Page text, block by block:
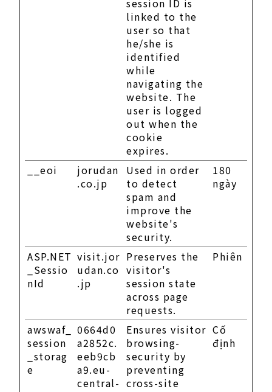
session ID is
linked to the
user so that
he/she is
identified
while
navigating the
website. The
user is logged
out when the
cookie
expires.
__eoi
jorudan
.co.jp
Used in order
to detect
spam and
improve the
website's
security.
180
ngày
ASP.NET
_Sessio
nId
visit.jor
udan.co
.jp
Preserves the
visitor's
session state
across page
requests.
Phiên
awswaf_
session
_storag
e
0664d0
a2852c.
eeb9cb
a9.eu-
central-
Ensures visitor
browsing-
security by
preventing
cross-site
Cố
định